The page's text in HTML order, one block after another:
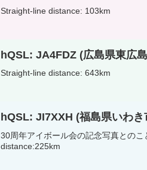
Straight-line distance: 103km
hQSL: JA4FDZ (広島県東広
Straight-line distance: 643km
hQSL: JI7XXH (福島県いわき
30周年アイボール会の記念写真との
distance:225km